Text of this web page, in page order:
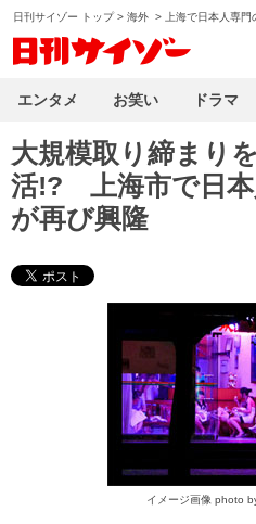
日刊サイゾー トップ> 海外 > 上海で日本人専
大規模取り締まり
活!? 上海市で日本
が再び興隆
イメージ画像 photo
エンタメ お笑い ドラマ